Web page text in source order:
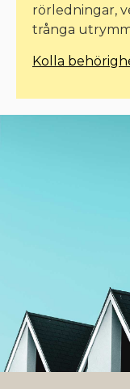
rörledningar,
trånga
Kolla